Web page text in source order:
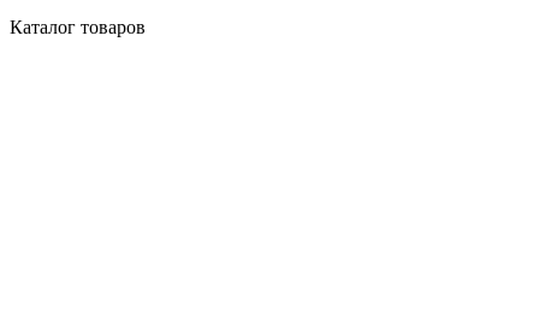
Каталог товаров